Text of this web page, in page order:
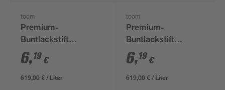
toom
Premium-
Buntlackstift
schokobraun
glänzend 12 ml
6,19 €
619,00 € / Liter
toom
Premium-
Buntlackstift
tiefschwarz
seidenmatt 12 ml
6,19 €
619,00 € / Liter